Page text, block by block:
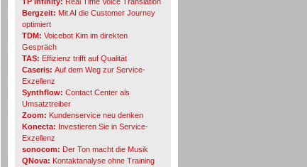
Bergzeit: Mit AI die Customer Journey
optimiert
TDM: Voicebot Kim im direkten
Gespräch
TAS: Effizienz trifft auf Qualität
Caseris: Auf dem Weg zur Service-
Exzellenz
Synthflow: Contact Center als
Umsatztreiber
Zoom: Kundenservice neu denken
Konecta: Investieren Sie in Service-
Exzellenz
sonocom: Der Ton macht die Musik
QNova: Kontaktanalyse ohne Training